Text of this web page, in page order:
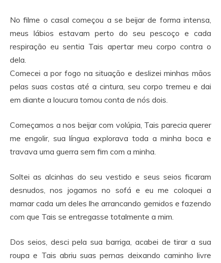
No filme o casal começou a se beijar de forma intensa,
meus lábios estavam perto do seu pescoço e cada
respiração eu sentia Tais apertar meu corpo contra o
dela.
Comecei a por fogo na situação e deslizei minhas mãos
pelas suas costas até a cintura, seu corpo tremeu e dai
em diante a loucura tomou conta de nós dois.
Começamos a nos beijar com volúpia, Tais parecia querer
me engolir, sua língua explorava toda a minha boca e
travava uma guerra sem fim com a minha.
Soltei as alcinhas do seu vestido e seus seios ficaram
desnudos, nos jogamos no sofá e eu me coloquei a
mamar cada um deles lhe arrancando gemidos e fazendo
com que Tais se entregasse totalmente a mim.
Dos seios, desci pela sua barriga, acabei de tirar a sua
roupa e Tais abriu suas pernas deixando caminho livre